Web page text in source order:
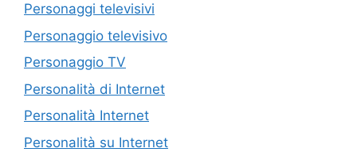
Personaggi televisivi
Personaggio televisivo
Personaggio TV
Personalità di Internet
Personalità Internet
Personalità su Internet